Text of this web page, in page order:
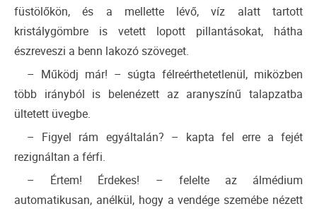
füstölőkön, és a mellette lévő, víz alatt tartott
kristálygömbre is vetett lopott pillantásokat, hátha
észreveszi a benn lakozó szöveget.
– Működj már! – súgta félreérthetetlenül, miközben
több irányból is belenézett az aranyszínű talapzatba
ültetett üvegbe.
– Figyel rám egyáltalán? – kapta fel erre a fejét
rezignáltan a férfi.
– Értem! Érdekes! – felelte az álmédium
automatikusan, anélkül, hogy a vendége szemébe nézett